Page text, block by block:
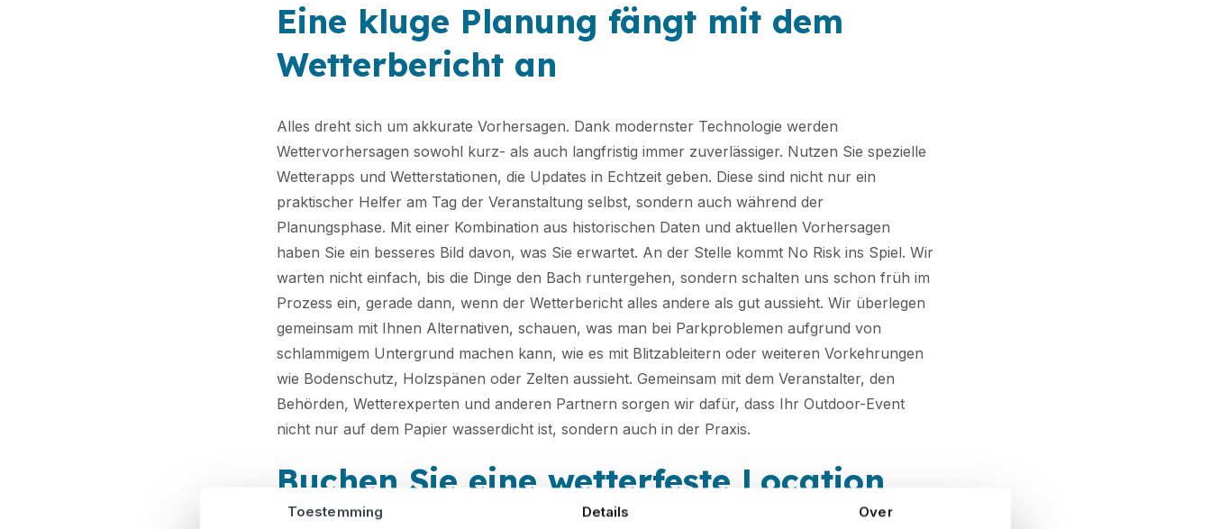
Toestemming Details Over
Eine kluge Planung fängt mit dem
Wetterbericht an
Alles dreht sich um akkurate Vorhersagen. Dank modernster Technologie werden
Wettervorhersagen sowohl kurz- als auch langfristig immer zuverlässiger. Nutzen Sie spezielle
Wetterapps und Wetterstationen, die Updates in Echtzeit geben. Diese sind nicht nur ein
praktischer Helfer am Tag der Veranstaltung selbst, sondern auch während der
Planungsphase. Mit einer Kombination aus historischen Daten und aktuellen Vorhersagen
haben Sie ein besseres Bild davon, was Sie erwartet. An der Stelle kommt No Risk ins Spiel. Wir
warten nicht einfach, bis die Dinge den Bach runtergehen, sondern schalten uns schon früh im
Prozess ein, gerade dann, wenn der Wetterbericht alles andere als gut aussieht. Wir überlegen
gemeinsam mit Ihnen Alternativen, schauen, was man bei Parkproblemen aufgrund von
schlammigem Untergrund machen kann, wie es mit Blitzableitern oder weiteren Vorkehrungen
wie Bodenschutz, Holzspänen oder Zelten aussieht. Gemeinsam mit dem Veranstalter, den
Behörden, Wetterexperten und anderen Partnern sorgen wir dafür, dass Ihr Outdoor-Event
nicht nur auf dem Papier wasserdicht ist, sondern auch in der Praxis.
Buchen Sie eine wetterfeste Location